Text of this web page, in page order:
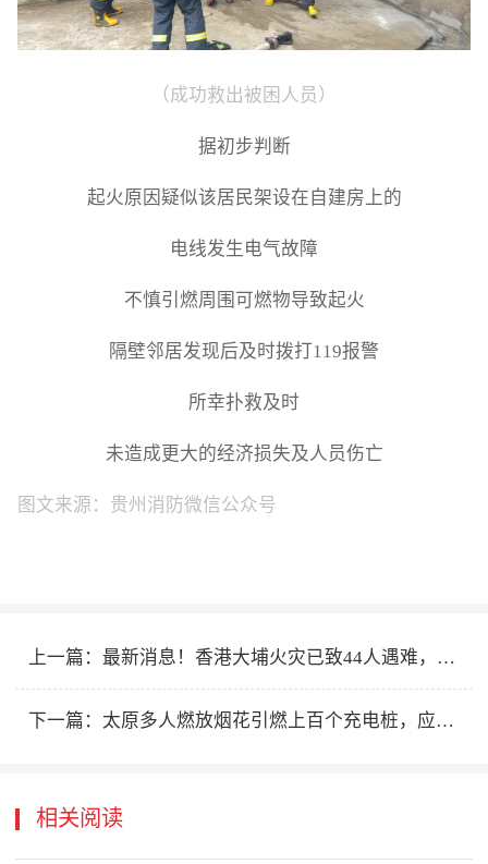
（成功救出被困人员）
据初步判断
起火原因疑似该居民架设在自建房上的
电线发生电气故障
不慎引燃周围可燃物导致起火
隔壁邻居发现后及时拨打119报警
所幸扑救及时
未造成更大的经济损失及人员伤亡
图文来源：贵州消防微信公众号
上一篇：最新消息！香港大埔火灾已致44人遇难，3人被警方拘捕
下一篇： 太原多人燃放烟花引燃上百个充电桩，应急局称无人员伤亡，警方：人已经抓获
相关阅读